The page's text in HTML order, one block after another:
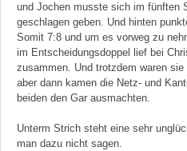
und Jochen musste sich im fünften
geschlagen geben. Und hinten
Somit 7:8 und um es vorweg zu
im Entscheidungsdoppel lief bei
zusammen. Und trotzdem waren sie
aber dann kamen die Netz- und
beiden den Gar ausmachten.
Unterm Strich steht eine sehr
man dazu nicht sagen.